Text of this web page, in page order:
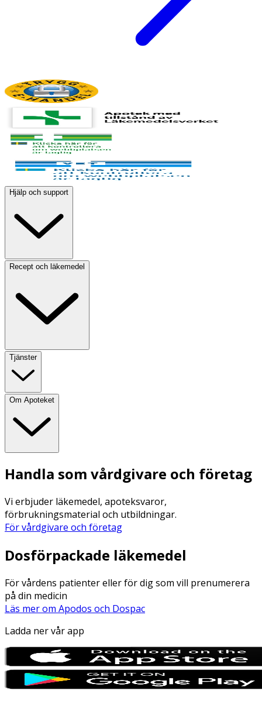
Hjälp och support
Recept och läkemedel
Tjänster
Om Apoteket
Handla som vårdgivare och företag
Vi erbjuder läkemedel, apoteksvaror,
förbrukningsmaterial och utbildningar.
För vårdgivare och företag
Dosförpackade läkemedel
För vårdens patienter eller för dig som vill prenumerera
på din medicin
Läs mer om Apodos och Dospac
Ladda ner vår app